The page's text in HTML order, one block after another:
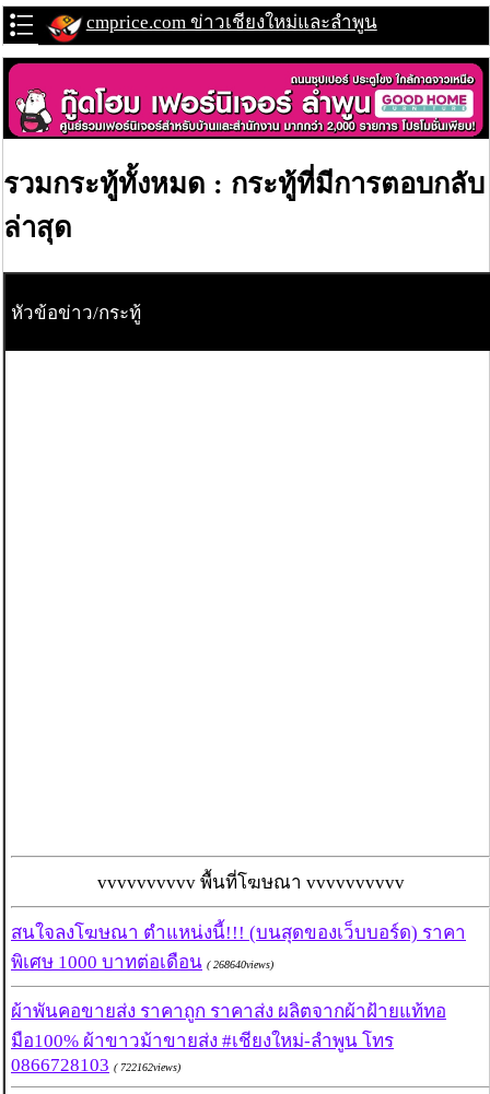
cmprice.com ข่าวเชียงใหม่และลำพูน
รวมกระทู้ทั้งหมด : กระทู้ที่มีการตอบกลับ
ล่าสุด
หัวข้อข่าว/กระทู้
vvvvvvvvvv พื้นที่โฆษณา vvvvvvvvvv
สนใจลงโฆษณา ตำแหน่งนี้!!! (บนสุดของเว็บบอร์ด) ราคา
พิเศษ 1000 บาทต่อเดือน ( 268640views)
ผ้าพันคอขายส่ง ราคาถูก ราคาส่ง ผลิตจากผ้าฝ้ายแท้ทอ
มือ100% ผ้าขาวม้าขายส่ง #เชียงใหม่-ลำพูน โทร
0866728103 ( 722162views)